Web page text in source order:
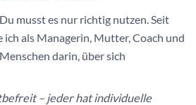
musst es nur richtig nutzen. Seit
ich als Managerin, Mutter, Coach und
darin, über sich
– jeder hat individuelle